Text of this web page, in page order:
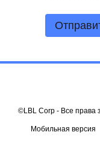
©LBL Corp - Все
Мобильная версия